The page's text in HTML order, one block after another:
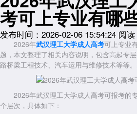
考可上专业有哪
发布时间：2026-02-06 15:54:24 阅读
2026年武汉理工大学成人高考可上专业
题，本文整理了相关内容说明，包含高起专层
路桥梁工程技术、 汽车运用与维修技术等等
2026年武汉理工大学成人高考可报考的
个层次，具体如下：